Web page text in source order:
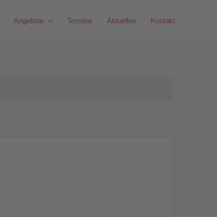
Angebote Termine Aktuelles Kontakt